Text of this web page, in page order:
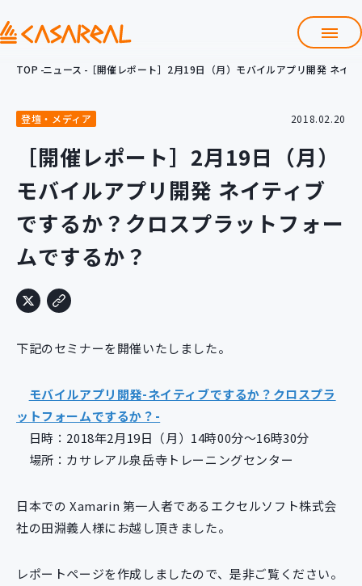
会社情報
サービス
プロダクト開発支援
クラウド導入支援 Git導入支援
システム構築支援
定型コース
パッケージ開発
導入事例
ニュース
採用情報
TOP ニュース ［開催レポート］2月19日（月）モバイルアプリ開発 ネイ
登壇・メディア 2018.02.20
［開催レポート］2月19日（月）
モバイルアプリ開発 ネイティブ
でするか？クロスプラットフォー
ムでするか？
下記のセミナーを開催いたしました。
モバイルアプリ開発-ネイティブでするか？クロスプラ
ットフォームでするか？-
日時：2018年2月19日（月）14時00分～16時30分
場所：カサレアル泉岳寺トレーニングセンター
日本での Xamarin 第一人者であるエクセルソフト株式会
社の田淵義人様にお越し頂きました。
レポートページを作成しましたので、是非ご覧ください。